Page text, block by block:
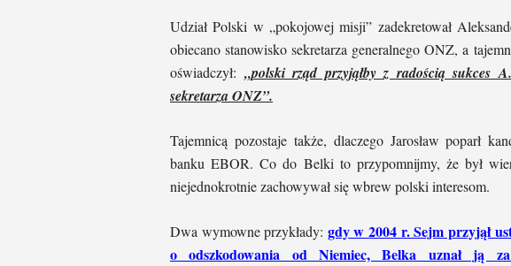
Udział Polski w „pokojowej misji” zadekretował
obiecano stanowisko sekretarza generalnego ONZ, a
oświadczył: „polski rząd przyjąłby z radością sukces
sekretarza ONZ”.
Tajemnicą pozostaje także, dlaczego Jarosław poparł
banku EBOR. Co do Belki to przypomnijmy, że był
niejednokrotnie zachowywał się wbrew polski interesom.
Dwa wymowne przykłady: gdy w 2004 r. Sejm przyjął
o odszkodowania od Niemiec, Belka uznał ją